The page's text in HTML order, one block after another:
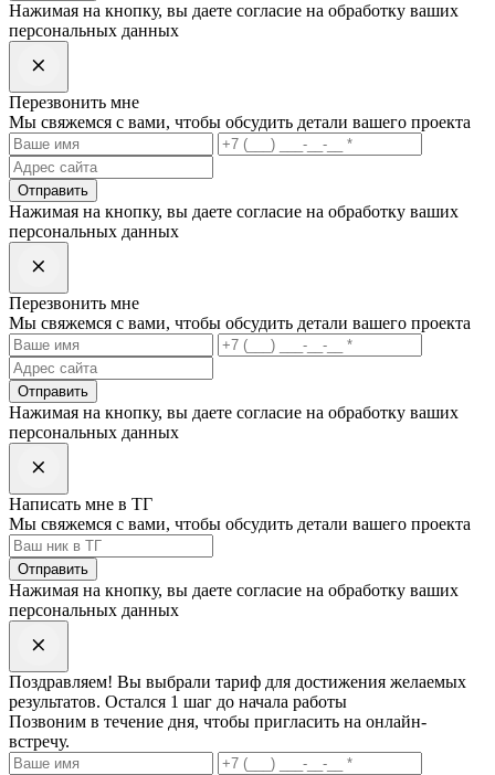
Нажимая на кнопку, вы даете согласие на обработку ваших
персональных данных
Перезвонить мне
Мы свяжемся с вами, чтобы обсудить детали вашего проекта
Отправить
Нажимая на кнопку, вы даете согласие на обработку ваших
персональных данных
Перезвонить мне
Мы свяжемся с вами, чтобы обсудить детали вашего проекта
Отправить
Нажимая на кнопку, вы даете согласие на обработку ваших
персональных данных
Написать мне в ТГ
Мы свяжемся с вами, чтобы обсудить детали вашего проекта
Отправить
Нажимая на кнопку, вы даете согласие на обработку ваших
персональных данных
Поздравляем! Вы выбрали тариф для достижения желаемых
результатов. Остался 1 шаг до начала работы
Позвоним в течение дня, чтобы пригласить на онлайн-
встречу.